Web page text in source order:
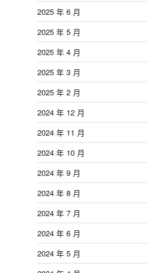
2025 年 6 月
2025 年 5 月
2025 年 4 月
2025 年 3 月
2025 年 2 月
2024 年 12 月
2024 年 11 月
2024 年 10 月
2024 年 9 月
2024 年 8 月
2024 年 7 月
2024 年 6 月
2024 年 5 月